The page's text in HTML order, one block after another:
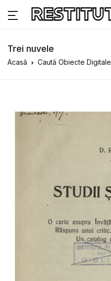
Trei nuvele
Acasă Caută Obiecte Digitale